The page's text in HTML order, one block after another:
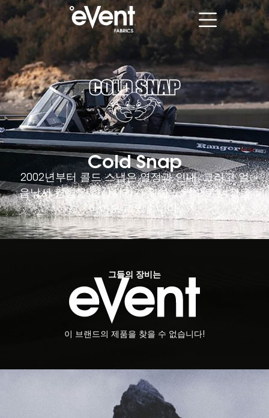
Cold Snap
2002년부터 콜드 스냅은 열정과 인내, 그리고 얼
음낚시 경험을 향상시키기 위한 노력으로 여정을
이어오고 있습니다.
그들의 장비는
이 브랜드의 제품을 찾을 수 없습니다!